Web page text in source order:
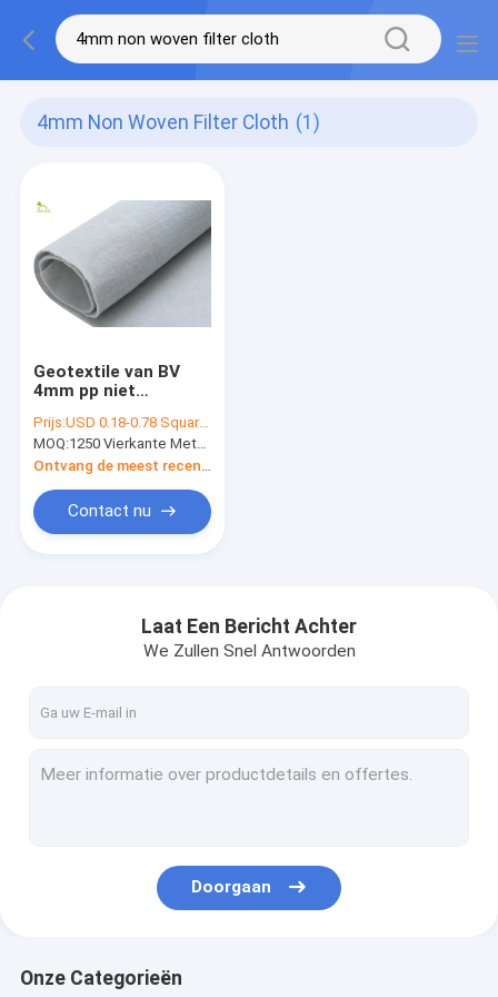
4mm Non Woven Filter Cloth (1)
Geotextile van BV
4mm pp niet
Membraanfilterdoek
voor
Spoorwegversterking
Prijs:USD 0.18-0.78 Square Meter
MOQ:1250 Vierkante Meters
Contact nu
Laat Een Bericht Achter
We Zullen Snel Antwoorden
Doorgaan
Onze Categorieën